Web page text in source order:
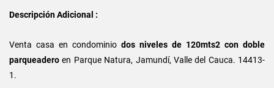
Descripción Adicional :
Venta casa en condominio dos niveles de 120mts2 con doble
parqueaderoen Parque Natura, Jamundí, Valle del Cauca. 14413-
1.